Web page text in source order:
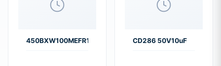
450BXW100MEFR14.5X50 CD286 50V10uF